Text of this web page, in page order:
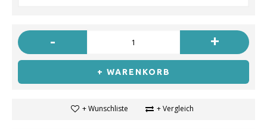
- +
+ WARENKORB
+ Wunschliste + Vergleich